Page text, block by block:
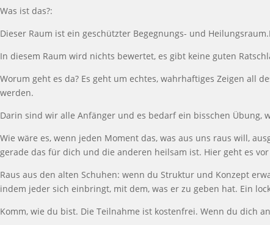
Was ist das?:
Dieser Raum ist ein geschützter Begegnungs- und Heilungsraum.
In diesem Raum wird nichts bewertet, es gibt keine guten Ratschl
Worum geht es da? Es geht um echtes, wahrhaftiges Zeigen all
werden.
Darin sind wir alle Anfänger und es bedarf ein bisschen Übung,
Wie wäre es, wenn jeden Moment das, was aus uns raus will,
gerade das für dich und die anderen heilsam ist. Hier geht es
Raus aus den alten Schuhen: wenn du Struktur und Konzept
indem jeder sich einbringt, mit dem, was er zu geben hat. Ein
Komm, wie du bist. Die Teilnahme ist kostenfrei. Wenn du dich